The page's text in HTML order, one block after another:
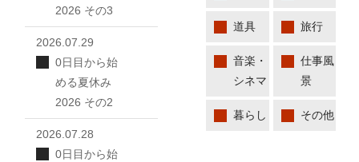
道具 旅行
音楽・
シネマ
仕事風
景
暮らし その他
2026 その3
2026.07.29
0日目から始
める夏休み
2026 その2
2026.07.28
0日目から始